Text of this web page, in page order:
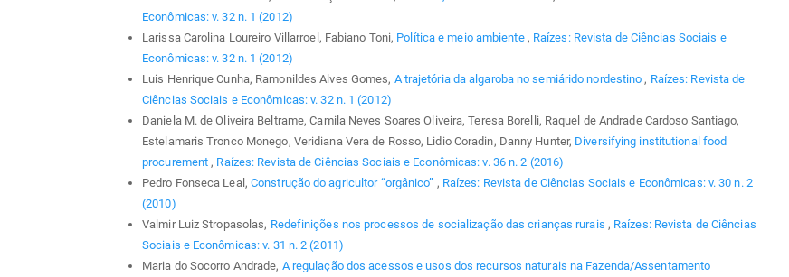
Econômicas: v. 32 n. 1 (2012)
Larissa Carolina Loureiro Villarroel, Fabiano Toni, Política e meio ambiente , Raízes: Revista de Ciências Sociais e
Econômicas: v. 32 n. 1 (2012)
Luis Henrique Cunha, Ramonildes Alves Gomes, A trajetória da algaroba no semiárido nordestino, Raízes: Revista de
Ciências Sociais e Econômicas: v. 32 n. 1 (2012)
Daniela M. de Oliveira Beltrame, Camila Neves Soares Oliveira, Teresa Borelli, Raquel de Andrade Cardoso Santiago,
Estelamaris Tronco Monego, Veridiana Vera de Rosso, Lidio Coradin, Danny Hunter, Diversifying institutional food
procurement, Raízes: Revista de Ciências Sociais e Econômicas: v. 36 n. 2 (2016)
Pedro Fonseca Leal, Construção do agricultor “orgânico” , Raízes: Revista de Ciências Sociais e Econômicas: v. 30 n. 2
(2010)
Valmir Luiz Stropasolas, Redefinições nos processos de socialização das crianças rurais , Raízes: Revista de Ciências
Sociais e Econômicas: v. 31 n. 2 (2011)
Maria do Socorro Andrade, A regulação dos acessos e usos dos recursos naturais na Fazenda/Assentamento